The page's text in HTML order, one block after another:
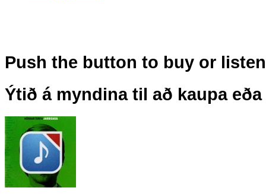
Push the button to buy or
Ýtið á myndina til að kaupa